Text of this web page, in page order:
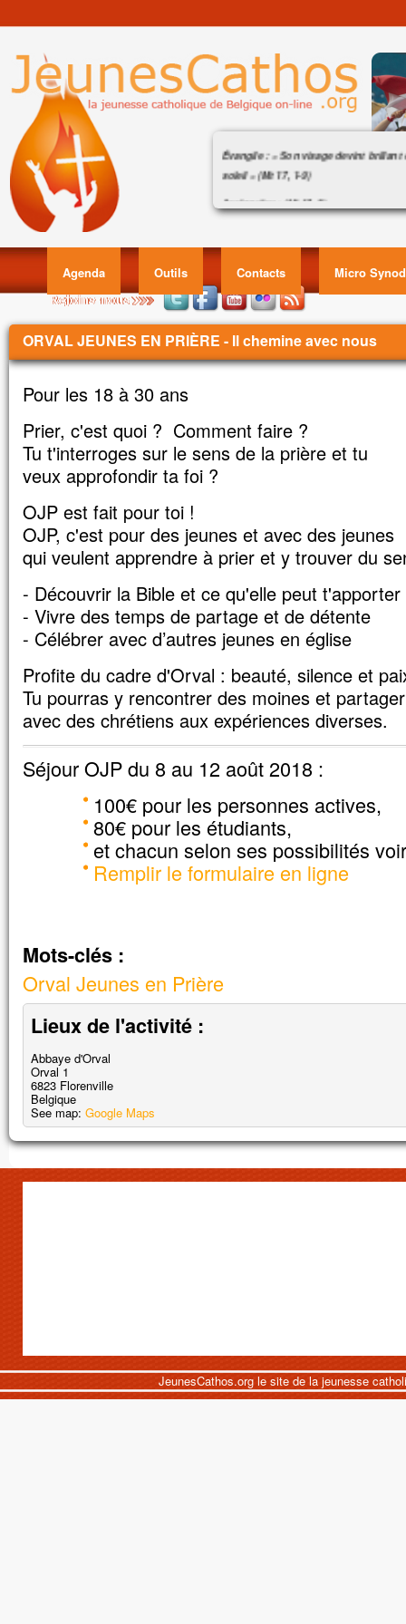
Évangile : « Son visage devint brillant
soleil » (Mt 17, 1-9)
Acclamation : (Mt 17, 5)
Celui-ci est mon Fils bien-aimé,
écoutez-le !
Alléluia.
Évangile de Jésus Christ selon saint
En ce temps-là,
son visage devint brillant comme le soleil,
et ses vêtements, blancs comme la
Voici que leur apparurent Moïse et Élie,
Si tu le veux,
je vais dresser ici trois tentes,
une pour toi, une pour Moïse, et une pour
Il parlait encore,
lorsqu’une nuée lumineuse les couvrit de
et voici que, de la nuée, une voix disait :
« Celui-ci est mon Fils bien-aimé,
écoutez-le ! »
Quand ils entendirent cela, les disciples
contre terre
« Relevez-vous et soyez sans crainte ! »
ils ne virent plus personne,
sinon lui, Jésus, seul.
En descendant de la montagne,
Jésus leur donna cet ordre :
« Ne parlez de cette vision à personne,
Évangile : « Son visage devint brillant
Agenda Outils Contacts Micro
Vous êtes ici
ORVAL JEUNES EN PRIÈRE - Il chemine avec nous
Pour les 18 à 30 ans
Prier, c'est quoi ? Comment faire ?
Tu t'interroges sur le sens de la prière et tu
veux approfondir ta foi ?
OJP est fait pour toi !
OJP, c'est pour des jeunes et avec des jeunes
qui veulent apprendre à prier et y trouver du
- Découvrir la Bible et ce qu'elle peut t'apporter
- Vivre des temps de partage et de détente
- Célébrer avec d’autres jeunes en église
Profite du cadre d'Orval : beauté, silence et
Tu pourras y rencontrer des moines et
avec des chrétiens aux expériences diverses.
Séjour OJP du 8 au 12 août 2018 :
100€ pour les personnes actives,
80€ pour les étudiants,
et chacun selon ses possibilités
Remplir le formulaire en ligne
Mots-clés :
Orval Jeunes en Prière
Lieux de l'activité :
Abbaye d'Orval
Orval 1
6823 Florenville
Belgique
See map: Google Maps
correctement sur
Ce site Web vous
JeunesCathos.org le site de la jeunesse